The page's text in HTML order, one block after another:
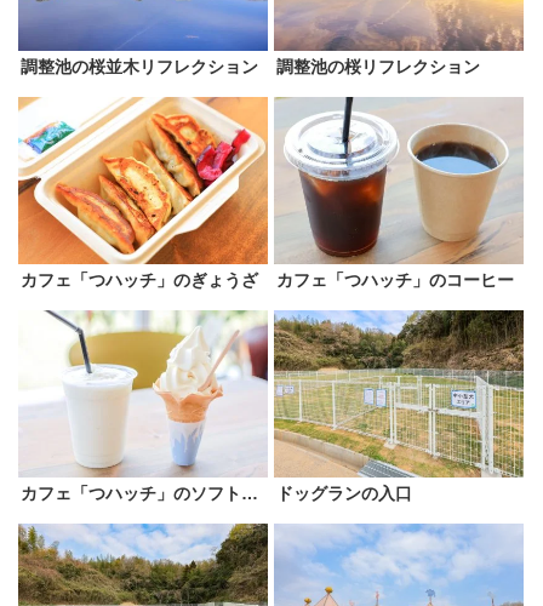
調整池の桜並木リフレクション 調整池の桜リフレクション
カフェ「つハッチ」のぎょうざ カフェ「つハッチ」のコーヒー
カフェ「つハッチ」のソフトクリーム ドッグランの入口